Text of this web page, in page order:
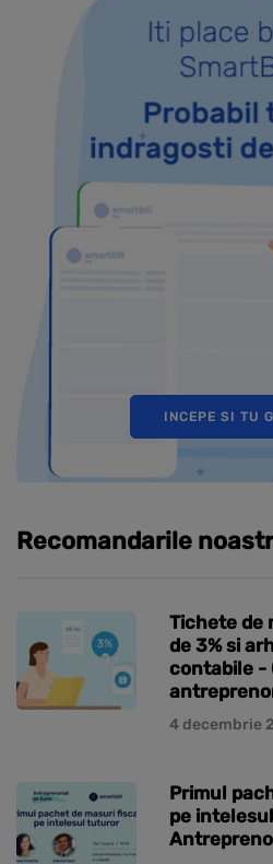
INCEPE SI TU
Recomandarile
Tichete de
de 3% si
contabile -
4 decembrie
Primul
pe